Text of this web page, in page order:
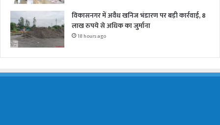
विकासनगर में अवैध खनिज भंडारण पर बड़ी कार्रवाई, 8
लाख रुपये से अधिक का जुर्माना
18 hours ago